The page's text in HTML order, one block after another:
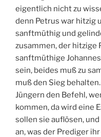
eigentlich nicht zu
denn Petrus war hitzig
sanftmüthig und
zusammen, der hitzige
sanftmüthige
sein, beides muß zu
muß den Sieg
Jüngern den Befehl,
kommen, da wird eine
sollen sie auflösen,
an, was der Prediger